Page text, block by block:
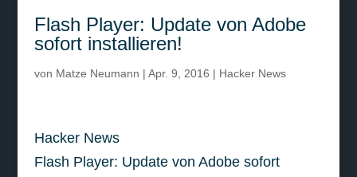
Flash Player: Update von Adobe
sofort installieren!
von Matze Neumann | Apr. 9, 2016 | Hacker News
Hacker News
Flash Player: Update von Adobe sofort